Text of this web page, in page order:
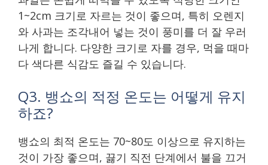
1~2cm 크기로 자르는 것이 좋으며, 특히 오렌지
와 사과는 조각내어 넣는 것이 풍미를 더 잘 우러
나게 합니다. 다양한 크기로 자를 경우, 먹을 때마
다 색다른 식감도 즐길 수 있습니다.
Q3. 뱅쇼의 적정 온도는 어떻게 유지
하죠?
뱅쇼의 최적 온도는 70~80도 이상으로 유지하는
것이 가장 좋으며, 끓기 직전 단계에서 불을 끄거